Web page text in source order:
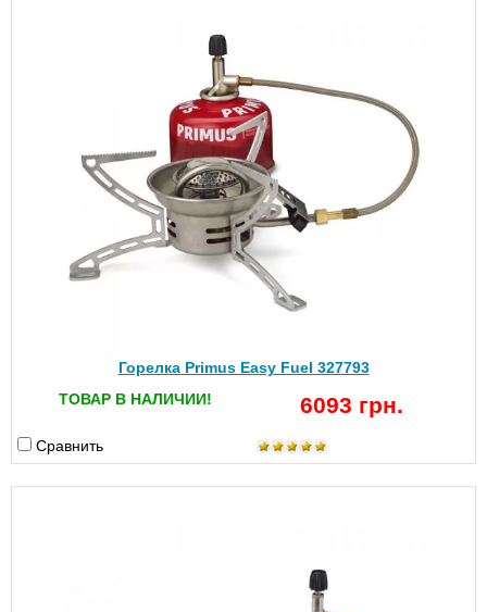
Горелка Primus Easy Fuel 327793
ТОВАР В НАЛИЧИИ!
6093 грн.
Сравнить